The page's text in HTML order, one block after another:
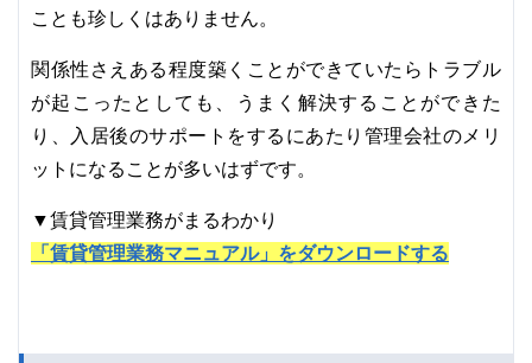
ことも珍しくはありません。
関係性さえある程度築くことができていたらトラブル
が起こったとしても、うまく解決することができた
り、入居後のサポートをするにあたり管理会社のメリ
ットになることが多いはずです。
▼賃貸管理業務がまるわかり
「賃貸管理業務マニュアル」をダウンロードする